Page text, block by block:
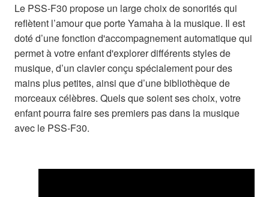
Le PSS-F30 propose un large choix de sonorités qui
reflètent l’amour que porte Yamaha à la musique. Il est
doté d’une fonction d'accompagnement automatique qui
permet à votre enfant d'explorer différents styles de
musique, d’un clavier conçu spécialement pour des
mains plus petites, ainsi que d’une bibliothèque de
morceaux célèbres. Quels que soient ses choix, votre
enfant pourra faire ses premiers pas dans la musique
avec le PSS-F30.